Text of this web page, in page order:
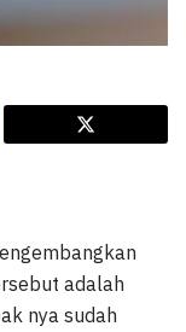
adalah
nya sudah